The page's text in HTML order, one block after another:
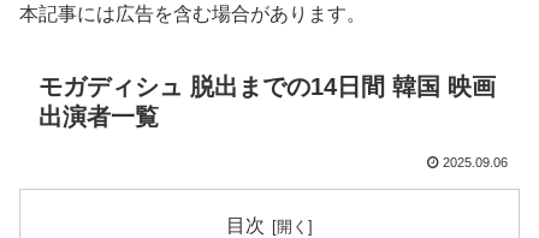
本記事には広告を含む場合があります。
モガディシュ 脱出までの14日間 韓国 映画
出演者一覧
2025.09.06
目次